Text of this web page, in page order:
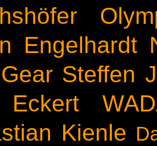
Engelhardt
Gear Steffen
Kienle